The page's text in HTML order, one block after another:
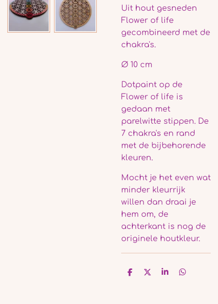
Uit hout gesneden
Flower of life
gecombineerd met de
chakra's.
Ø 10 cm
Dotpaint op de
Flower of life is
gedaan met
parelwitte stippen. De
7 chakra's en rand
met de bijbehorende
kleuren.
Mocht je het even wat
minder kleurrijk
willen dan draai je
hem om, de
achterkant is nog de
originele houtkleur.
D
D
S
D